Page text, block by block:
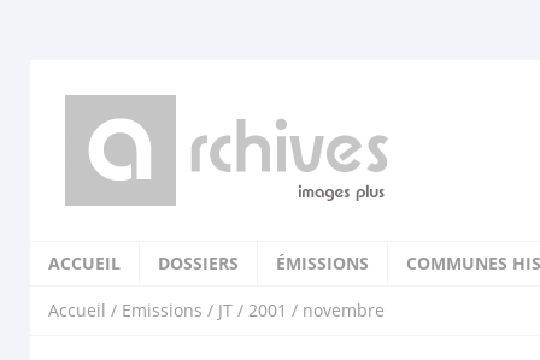
ACCUEIL DOSSIERS ÉMISSIONS COMMUNES
Accueil / Emissions / JT / 2001 / novembre